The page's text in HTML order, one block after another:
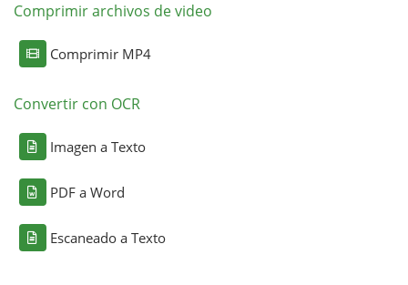
Comprimir archivos de video
Comprimir MP4
Convertir con OCR
Imagen a Texto
PDF a Word
Escaneado a Texto